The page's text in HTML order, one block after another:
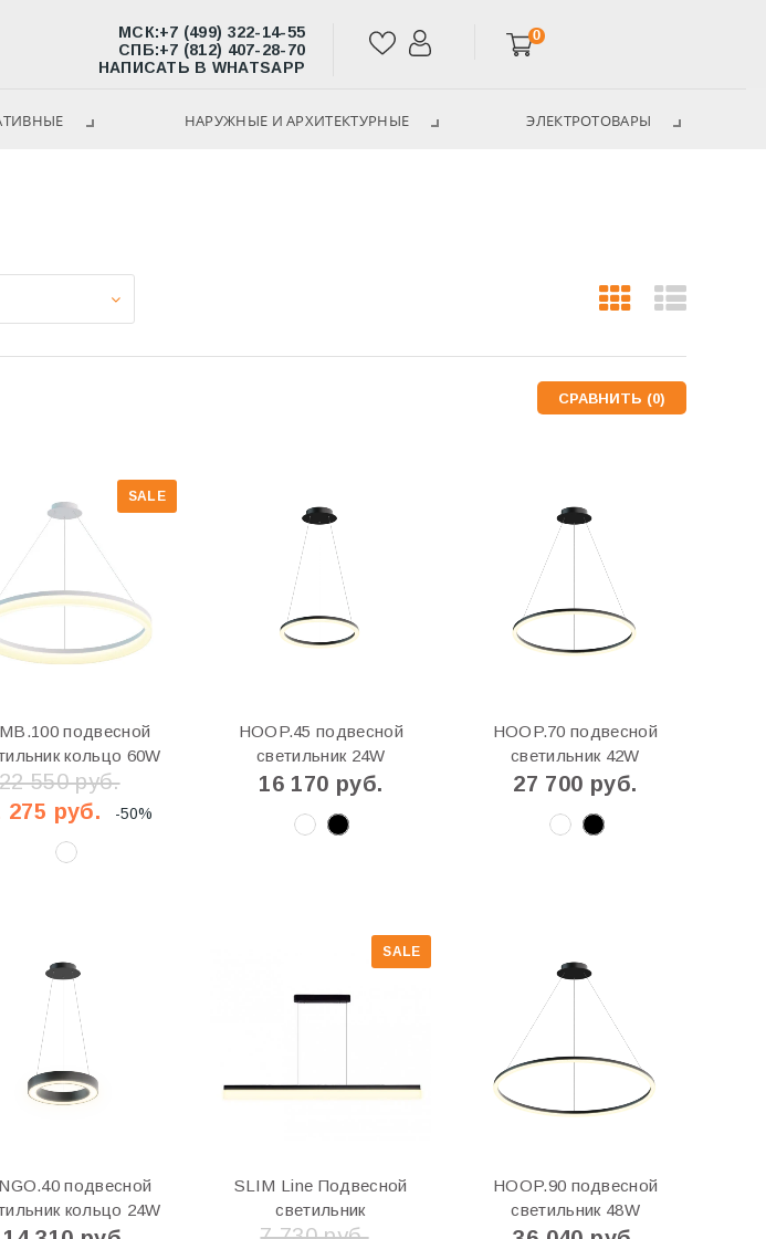
МСК:+7 (499) 322-14-55
СПБ:+7 (812) 407-28-70
НАПИСАТЬ В WHATSAPP
0
НАРУЖНЫЕ И АРХИТЕКТУРНЫЕ ЭЛЕКТРОТОВАРЫ
СРАВНИТЬ (0)
SALE
подвесной
кольцо 60W
22 550 руб.
275 руб.
-50%
HOOP.45 подвесной
светильник 24W
16 170 руб.
HOOP.70 подвесной
светильник 42W
27 700 руб.
подвесной
кольцо 24W
SALE
SLIM Line Подвесной
светильник
HOOP.90 подвесной
светильник 48W